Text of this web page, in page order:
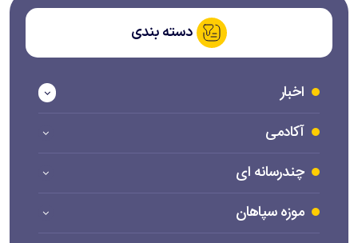
دسته بندی
اخبار
آکادمی
چندرسانه ای
موزه سپاهان